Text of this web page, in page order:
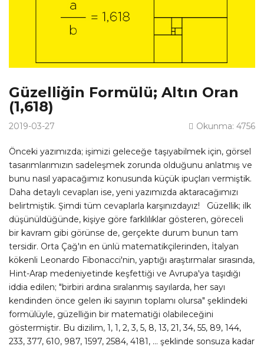
Güzelliğin Formülü; Altın Oran
(1,618)
Okunma: 4756
2019-03-27
Önceki yazımızda; işimizi geleceğe taşıyabilmek için, görsel
tasarımlarımızın sadeleşmek zorunda olduğunu anlatmış ve
bunu nasıl yapacağımız konusunda küçük ipuçları vermiştik.
Daha detaylı cevapları ise, yeni yazımızda aktaracağımızı
belirtmiştik. Şimdi tüm cevaplarla karşınızdayız! Güzellik; ilk
düşünüldüğünde, kişiye göre farklılıklar gösteren, göreceli
bir kavram gibi görünse de, gerçekte durum bunun tam
tersidir. Orta Çağ'ın en ünlü matematikçilerinden, İtalyan
kökenli Leonardo Fibonacci'nin, yaptığı araştırmalar sırasında,
Hint-Arap medeniyetinde keşfettiği ve Avrupa'ya taşıdığı
iddia edilen; "birbiri ardına sıralanmış sayılarda, her sayı
kendinden önce gelen iki sayının toplamı olursa" şeklindeki
formülüyle, güzelliğin bir matematiği olabileceğini
göstermiştir. Bu dizilim, 1, 1, 2, 3, 5, 8, 13, 21, 34, 55, 89, 144,
233, 377, 610, 987, 1597, 2584, 4181, ... şeklinde sonsuza kadar